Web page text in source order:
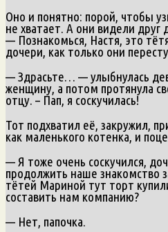
Оно и понятно: порой, чтобы
не хватает. А они видели друг
— Познакомься, Настя, это
дочери, как только они
— Здрасьте… — улыбнулась
женщину, а потом протянула
отцу. – Пап, я соскучилась!
Тот подхватил её, закружил,
как маленького котенка, и
— Я тоже очень соскучился,
продолжить наше знакомство
тётей Мариной тут торт
составить нам компанию?
— Нет, папочка.